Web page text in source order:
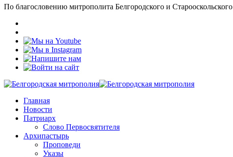
По благословению митрополита Белгородского и
Главная
Новости
Патриарх
Слово Первосвятителя
Архипастырь
Проповеди
Указы